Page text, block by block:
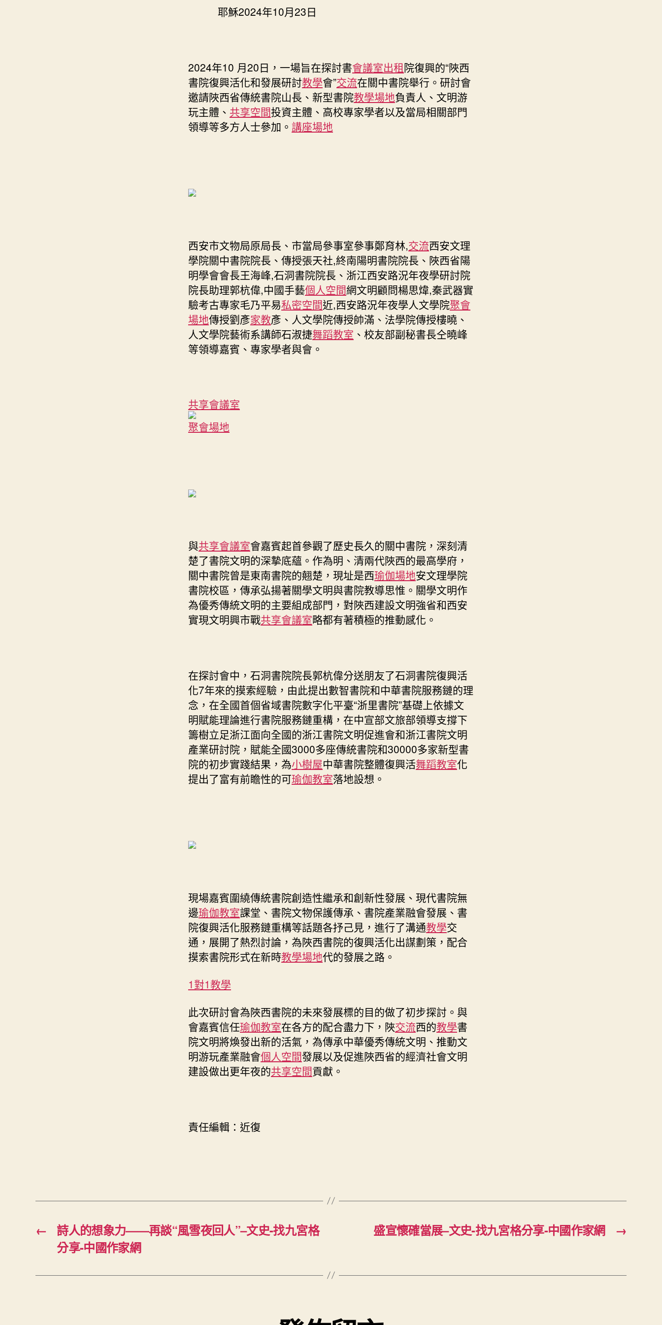
會
中
書
院
勝
耶穌2024年10月23日
2024年10 月20日，一場旨在探討書會議室出租院復興的“陜西
書院復興活化和發展研討教學會”交流在關中書院舉行。研討會
邀請陜西省傳統書院山長、新型書院教學場地負責人、文明游
玩主體、 共享空間投資主體、高校專家學者以及當局相關部門
領導等多方人士參加。 講座場地
西安市文物局原局長、市當局參事室參事鄭育林,交流西安文理
學院關中書院院長、傳授張天社,終南陽明書院院長、陜西省陽
明學會會長王海峰,石洞書院院長、浙江西安路況年夜學研討院
院長助理郭杭偉,中國手藝個人空間網文明顧問楊思煒,秦武器實
驗考古專家毛乃平易私密空間近,西安路況年夜學人文學院聚會
場地傳授劉彥家教彥、人文學院傳授帥滿、法學院傳授樓曉、
人文學院藝術系講師石淑捷舞蹈教室 、校友部副秘書長仝曉峰
等領導嘉賓、專家學者與會。
共享會議室
聚會場地
與共享會議室會嘉賓起首參觀了歷史長久的關中書院，深刻清
楚了書院文明的深摯底蘊。作為明、清兩代陜西的最高學府，
關中書院曾是東南書院的翹楚，現址是西瑜伽場地安文理學院
書院校區，傳承弘揚著關學文明與書院教導思惟。關學文明作
為優秀傳統文明的主要組成部門，對陜西建設文明強省和西安
實現文明興市戰共享會議室略都有著積極的推動感化。
在探討會中，石洞書院院長郭杭偉分送朋友了石洞書院復興活
化7年來的摸索經驗，由此提出數智書院和中華書院服務鏈的理
念，在全國首個省域書院數字化平臺“浙里書院”基礎上依據文
明賦能理論進行書院服務鏈重構，在中宣部文旅部領導支撐下
籌樹立足浙江面向全國的浙江書院文明促進會和浙江書院文明
產業研討院，賦能全國3000多座傳統書院和30000多家新型書
院的初步實踐結果，為小樹屋中華書院整體復興活舞蹈教室化
提出了富有前瞻性的可瑜伽教室落地設想。
現場嘉賓圍繞傳統書院創造性繼承和創新性發展、現代書院無
邊瑜伽教室課堂、書院文物保護傳承、書院產業融會發展、書
院復興活化服務鏈重構等話題各抒己見，進行了溝通教學交
通，展開了熱烈討論，為陜西書院的復興活化出謀劃策，配合
摸索書院形式在新時教學場地代的發展之路。
1對1教學
此次研討會為陜西書院的未來發展標的目的做了初步探討。與
會嘉賓信任瑜伽教室在各方的配合盡力下，陜交流西的教學書
院文明將煥發出新的活氣，為傳承中華優秀傳統文明、推動文
明游玩產業融會個人空間發展以及促進陜西省的經濟社會文明
建設做出更年夜的共享空間貢獻。
責任編輯：近復
←
詩人的想象力——再談“風雪夜回人”–文史-找九宮格
分享-中國作家網
→
盛宣懷確當展–文史-找九宮格分享-中國作家網